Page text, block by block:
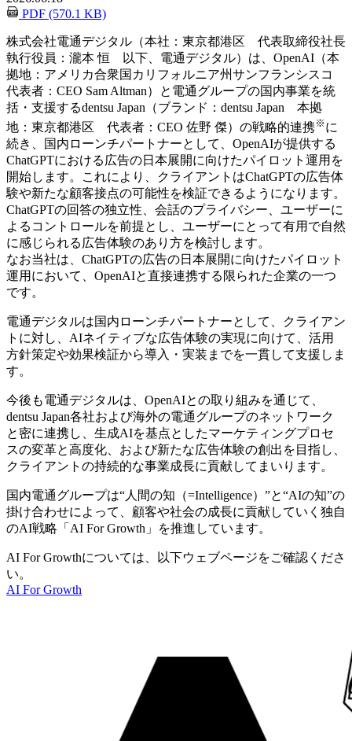
PDF (570.1 KB)
株式会社電通デジタル（本社：東京都港区 代表取締役社長
執行役員：瀧本 恒 以下、電通デジタル）は、OpenAI（本
拠地：アメリカ合衆国カリフォルニア州サンフランシスコ
代表者：CEO Sam Altman）と電通グループの国内事業を統
括・支援するdentsu Japan（ブランド：dentsu Japan 本拠
地：東京都港区 代表者：CEO 佐野 傑）の戦略的連携※ に
続き、国内ローンチパートナーとして、OpenAIが提供する
ChatGPTにおける広告の日本展開に向けたパイロット運用を
開始します。これにより、クライアントはChatGPTの広告体
験や新たな顧客接点の可能性を検証できるようになります。
ChatGPTの回答の独立性、会話のプライバシー、ユーザーに
よるコントロールを前提とし、ユーザーにとって有用で自然
に感じられる広告体験のあり方を検討します。
なお当社は、ChatGPTの広告の日本展開に向けたパイロット
運用において、OpenAIと直接連携する限られた企業の一つ
です。
電通デジタルは国内ローンチパートナーとして、クライアン
トに対し、AIネイティブな広告体験の実現に向けて、活用
方針策定や効果検証から導入・実装までを一貫して支援しま
す。
今後も電通デジタルは、OpenAIとの取り組みを通じて、
dentsu Japan各社および海外の電通グループのネットワーク
と密に連携し、生成AIを基点としたマーケティングプロセ
スの変革と高度化、および新たな広告体験の創出を目指し、
クライアントの持続的な事業成長に貢献してまいります。
国内電通グループは“人間の知（=Intelligence）”と“AIの知”の
掛け合わせによって、顧客や社会の成長に貢献していく独自
のAI戦略「AI For Growth」を推進しています。
AI For Growthについては、以下ウェブページをご確認くださ
い。
AI For Growth